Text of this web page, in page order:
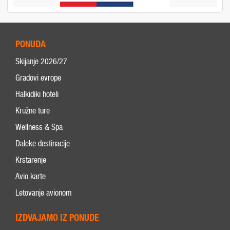
PONUDA
Skijanje 2026/27
Gradovi evrope
Halkidiki hoteli
Kružne ture
Wellness & Spa
Daleke destinacije
Krstarenje
Avio karte
Letovanje avionom
IZDVAJAMO IZ PONUDE